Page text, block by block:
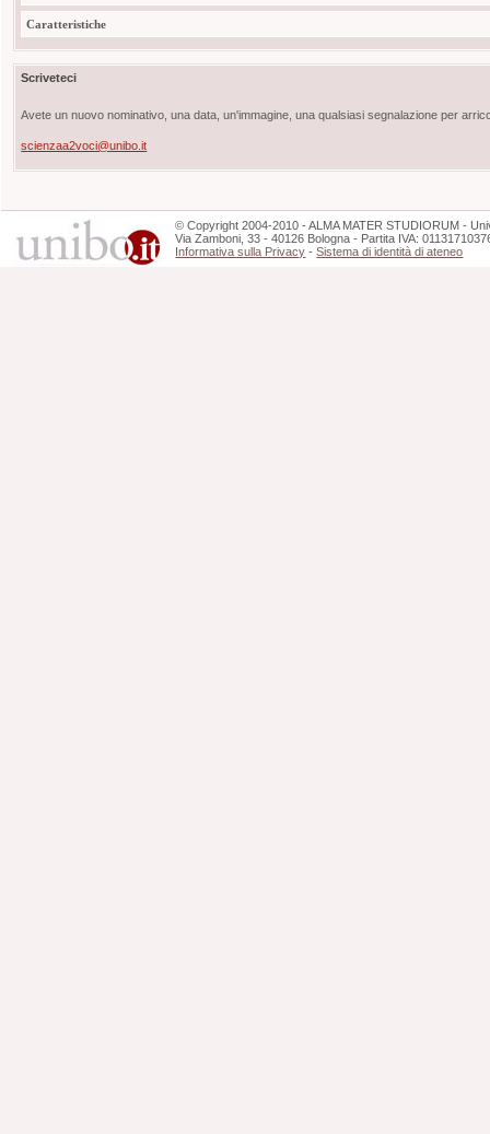
Caratteristiche
Scriveteci
Avete un nuovo nominativo, una data, un'immagine, una qualsiasi segnalazione per
scienzaa2voci@unibo.it
©Copyright 2004-2010 - ALMA MATER STUDIORUM -
Via Zamboni, 33 - 40126 Bologna - Partita IVA:
Informativa sulla Privacy -Sistema di identità di ateneo